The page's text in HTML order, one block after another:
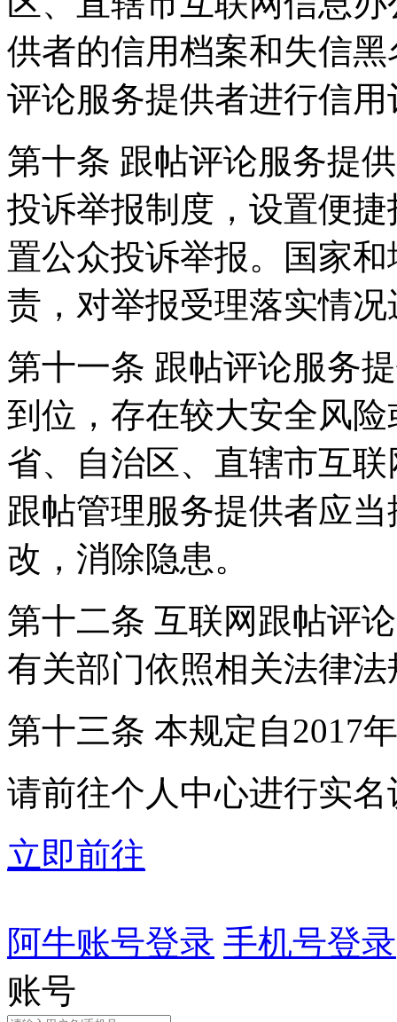
供者的信用档案和失信
评论服务提供者进行信用
第十条 跟帖评论服务提
投诉举报制度，设置便
置公众投诉举报。国家
责，对举报受理落实情
第十一条 跟帖评论服务
到位，存在较大安全风
省、自治区、直辖市互
跟帖管理服务提供者应
改，消除隐患。
第十二条 互联网跟帖评
有关部门依照相关法律
第十三条 本规定自2017
请前往个人中心进行实名
立即前往
阿牛账号登录 手机号登录
账号